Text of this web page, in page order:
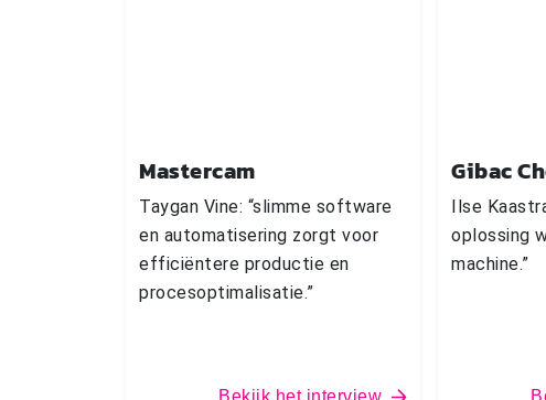
Mastercam
Taygan Vine: “slimme software
en automatisering zorgt voor
efficiëntere productie en
procesoptimalisatie.”
Bekijk het interview
Gibac
Ilse
oplossing
machine.”